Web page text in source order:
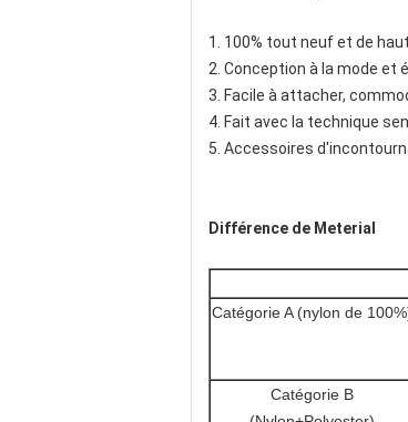
1. 100% tout neuf et de
2. Conception à la mode et
3. Facile à attacher,
4. Fait avec la technique
5. Accessoires
Différence de Meterial
Catégorie A (nylon de
Catégorie B